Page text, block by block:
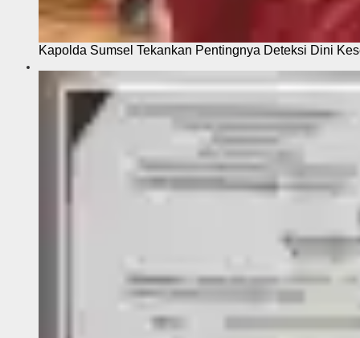
Kapolda Sumsel Tekankan Pentingnya Deteksi Dini